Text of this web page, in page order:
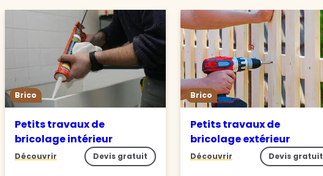
Brico
Petits travaux de
bricolage intérieur
Découvrir Devis gratuit
Brico
Petits travaux de
bricolage extérieur
Découvrir Devis gratuit